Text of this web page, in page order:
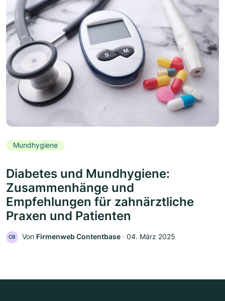
Mundhygiene
Diabetes und Mundhygiene:
Zusammenhänge und
Empfehlungen für zahnärztliche
Praxen und Patienten
CB Von Firmenweb Contentbase ‧ 04. März 2025